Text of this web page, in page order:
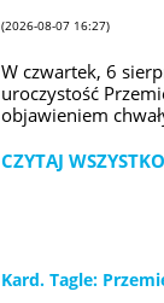
(2026-08-07 16:27)
W czwartek, 6
uroczystość
objawieniem
CZYTAJ WSZYSTKO
Kard. Tagle: